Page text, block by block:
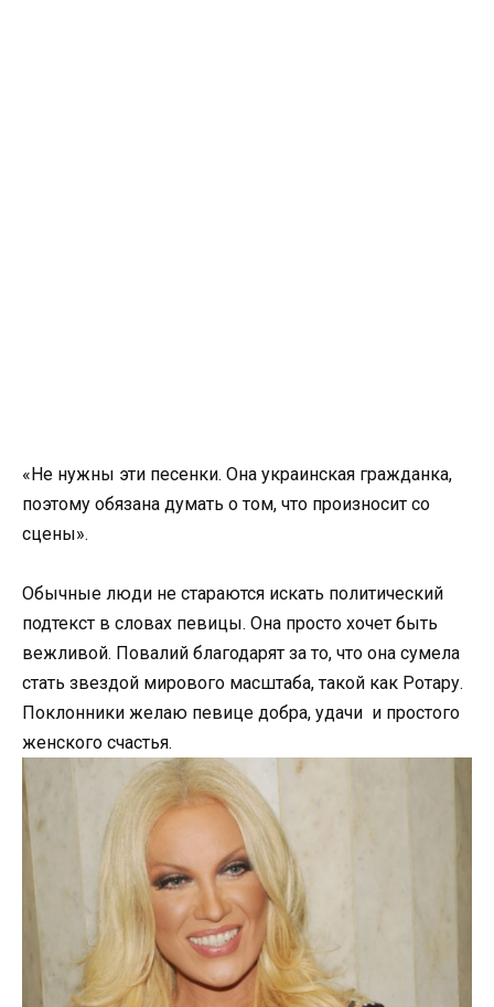
«Не нужны эти песенки. Она украинская гражданка,
поэтому обязана думать о том, что произносит со
сцены».
Обычные люди не стараются искать политический
подтекст в словах певицы. Она просто хочет быть
вежливой. Повалий благодарят за то, что она сумела
стать звездой мирового масштаба, такой как Ротару.
Поклонники желаю певице добра, удачи и простого
женского счастья.